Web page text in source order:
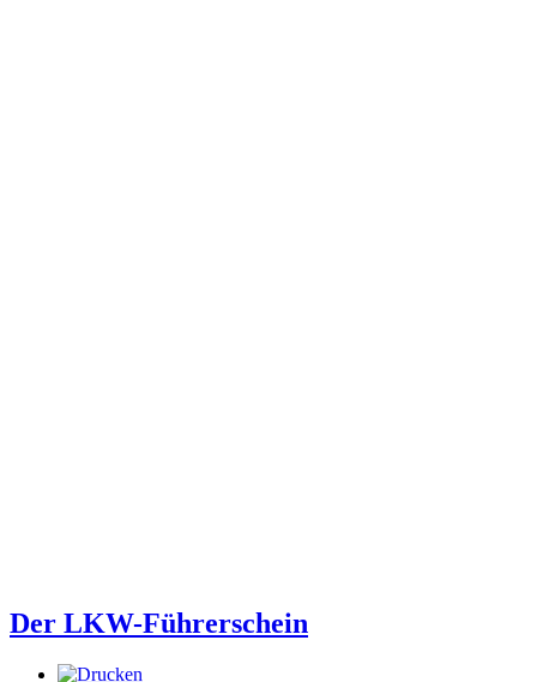
Der LKW-Führerschein